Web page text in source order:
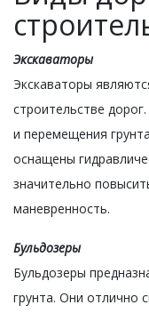
Экскаваторы
Экскаваторы
строительстве
и перемещения
оснащены
значительно
маневренность.
Бульдозеры
Бульдозеры
грунта. Они отлично